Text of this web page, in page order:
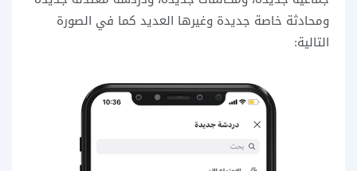
ومحادثة خاصة جديدة وغيرها العديد كما في الصورة
التالية: